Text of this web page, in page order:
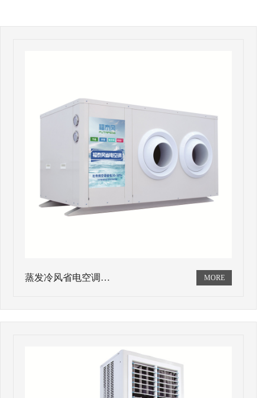
蒸发冷风省电空调…